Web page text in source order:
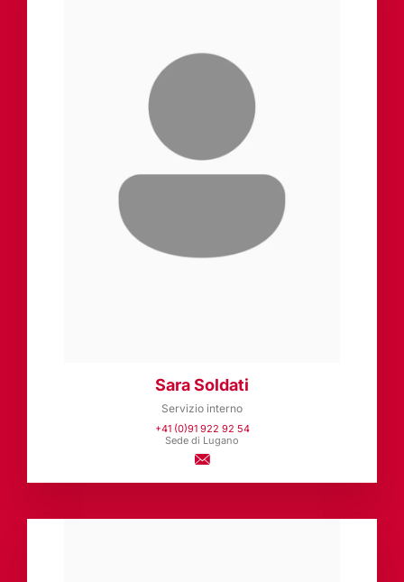
Sara Soldati
Servizio interno
+41 (0)91 922 92 54
Sede di Lugano